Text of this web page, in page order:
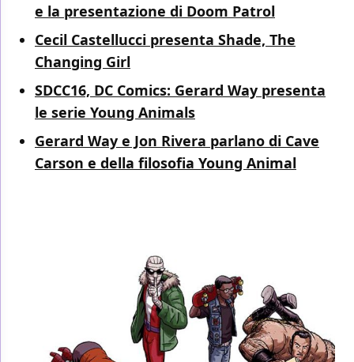
e la presentazione di Doom Patrol
Cecil Castellucci presenta Shade, The
Changing Girl
SDCC16, DC Comics: Gerard Way presenta
le serie Young Animals
Gerard Way e Jon Rivera parlano di Cave
Carson e della filosofia Young Animal